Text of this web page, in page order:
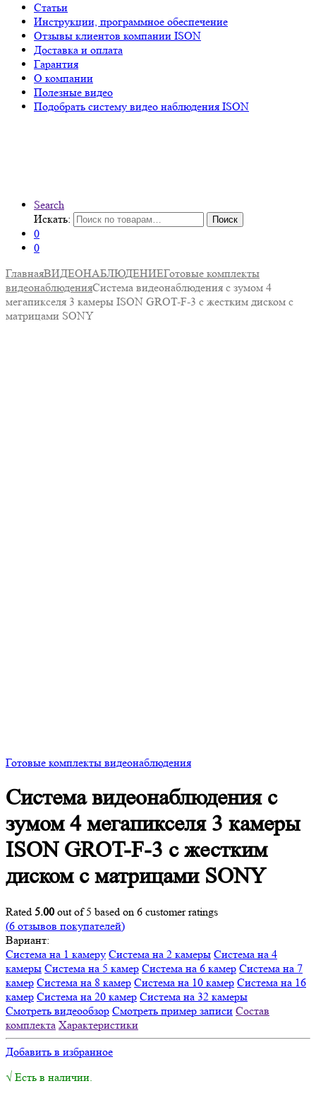
Статьи
Инструкции, программное обеспечение
Отзывы клиентов компании ISON
Доставка и оплата
Гарантия
О компании
Полезные видео
Подобрать систему видео наблюдения ISON
Search
Искать:
Поиск
0
0
ГлавнаяВИДЕОНАБЛЮДЕНИЕГотовые комплекты
видеонаблюденияСистема видеонаблюдения с зумом 4
мегапикселя 3 камеры ISON GROT-F-3 с жестким диском с
матрицами SONY
Готовые комплекты видеонаблюдения
Система видеонаблюдения с
зумом 4 мегапикселя 3 камеры
ISON GROT-F-3 с жестким
диском с матрицами SONY
Rated 5.00 out of 5 based on 6 customer ratings
(6 отзывов покупателей)
Вариант:
Система на 1 камеру Система на 2 камеры Система на 4
камеры Система на 5 камер Система на 6 камер Система на 7
камер Система на 8 камер Система на 10 камер Система на 16
камер Система на 20 камер Система на 32 камеры
Смотреть видеообзор Смотреть пример записи Состав
комплекта Характеристики
Добавить в избранное
√ Есть в наличии.